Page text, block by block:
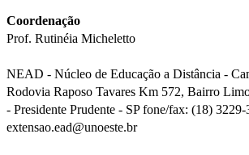
Coordenação
Prof. Rutinéia Micheletto
NEAD - Núcleo de Educação a Distância -
Rodovia Raposo Tavares Km 572, Bairro
- Presidente Prudente - SP fone/fax: (18)
extensao.ead@unoeste.br